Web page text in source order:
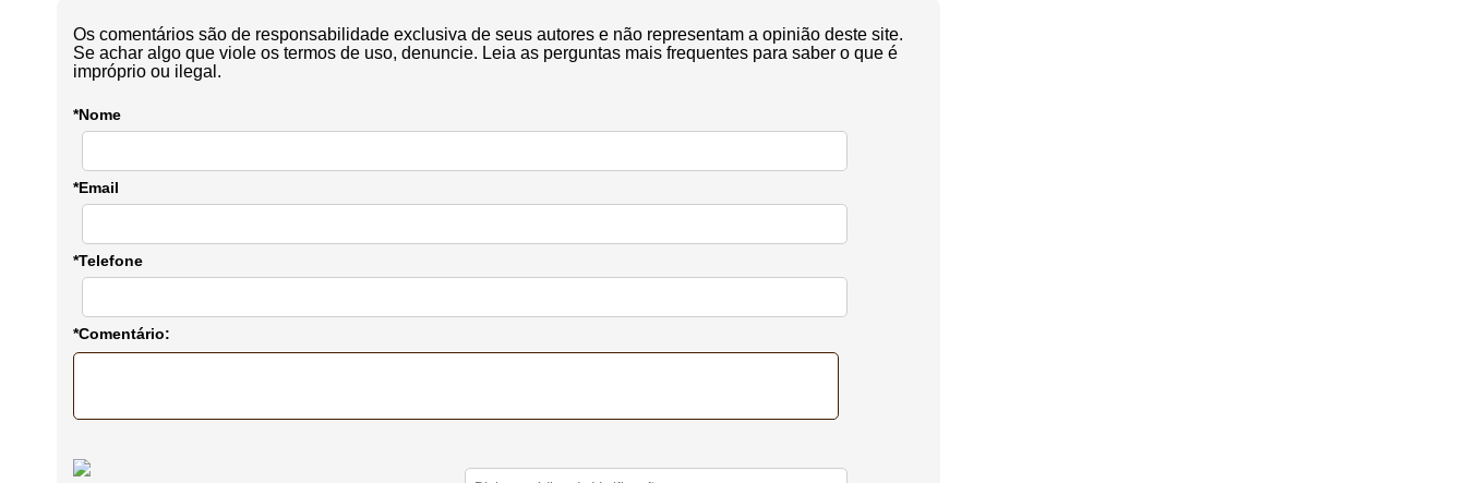
Os comentários são de responsabilidade exclusiva de seus autores e não representam a opinião deste site.
Se achar algo que viole os termos de uso, denuncie. Leia as perguntas mais frequentes para saber o que é
impróprio ou ilegal.
*Nome
*Email
*Telefone
*Comentário: